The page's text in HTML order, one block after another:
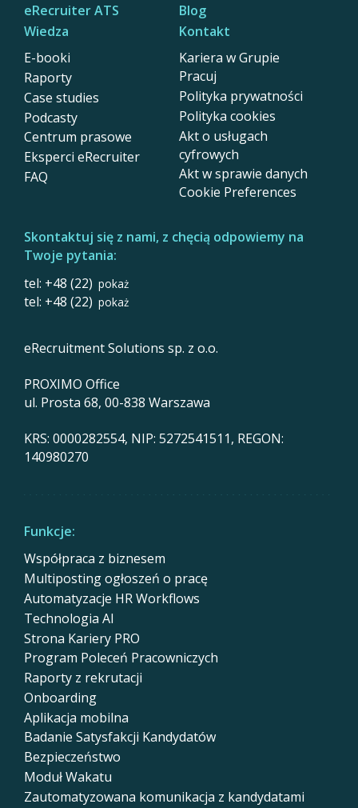
eRecruiter ATS
Wiedza
E-booki
Raporty
Case studies
Podcasty
Centrum prasowe
Eksperci eRecruiter
FAQ
Blog
Kontakt
Kariera w Grupie
Pracuj
Polityka prywatności
Polityka cookies
Akt o usługach
cyfrowych
Akt w sprawie danych
Cookie Preferences
Skontaktuj się z nami, z chęcią odpowiemy na
Twoje pytania:
tel: +48 (22) pokaż
tel: +48 (22) pokaż
eRecruitment Solutions sp. z o.o.
PROXIMO Office
ul. Prosta 68, 00-838 Warszawa
KRS: 0000282554, NIP: 5272541511, REGON:
140980270
Funkcje:
Współpraca z biznesem
Multiposting ogłoszeń o pracę
Automatyzacje HR Workflows
Technologia AI
Strona Kariery PRO
Program Poleceń Pracowniczych
Raporty z rekrutacji
Onboarding
Aplikacja mobilna
Badanie Satysfakcji Kandydatów
Bezpieczeństwo
Moduł Wakatu
Zautomatyzowana komunikacja z kandydatami